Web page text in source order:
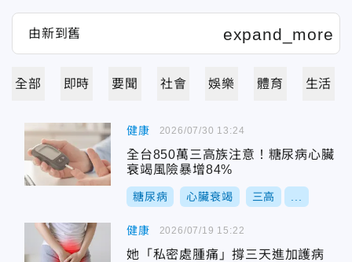
全部 即時 要聞 社會 娛樂 體育 生活
健康
全台850萬三高族注意！糖尿病心臟
衰竭風險暴增84%
糖尿病 心臟衰竭 三高
2026/07/30 13:24
健康
她「私密處腫痛」撐三天進加護病
2026/07/19 15:22